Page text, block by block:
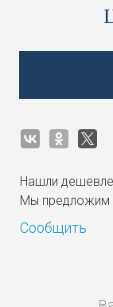
Нашли
Мы предложим
Сообщить